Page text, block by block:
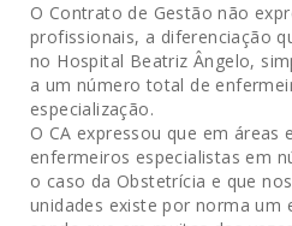
O Contrato de Gestão não
profissionais, a diferenciação
no Hospital Beatriz Ângelo,
a um número total de
especialização.
O CA expressou que em áreas
enfermeiros especialistas em
o caso da Obstetrícia e que
unidades existe por norma um